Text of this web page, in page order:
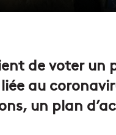
de voter un
au
un plan